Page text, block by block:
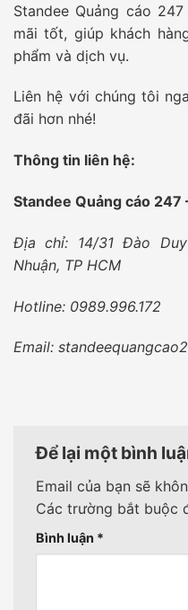
Standee Quảng cáo
mãi tốt, giúp khách
phẩm và dịch vụ.
Liên hệ với chúng tôi
đãi hơn nhé!
Thông tin liên hệ:
Standee Quảng cáo
Địa chỉ: 14/31 Đào
Nhuận, TP HCM
Hotline: 0989.996.172
Email:
Để lại một bình
Email của bạn sẽ
Các trường bắt buộc
Bình luận *